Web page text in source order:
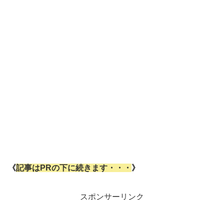
《記事はPRの下に続きます・・・ 》
スポンサーリンク